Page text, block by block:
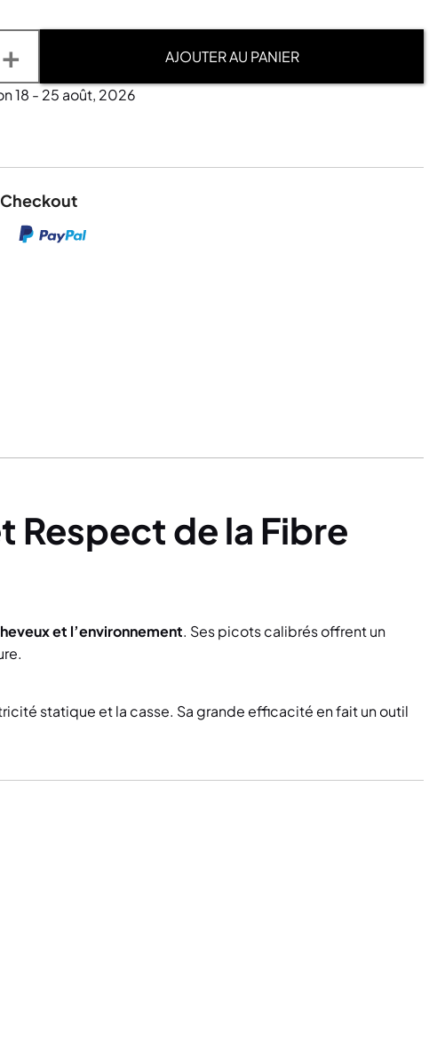
+ AJOUTER AU PANIER
18 - 25 août, 2026
Checkout
Respect de la Fibre
et l’environnement. Ses picots calibrés offrent un
statique et la casse. Sa grande efficacité en fait un outil